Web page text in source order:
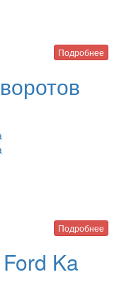
Подробнее
Подробнее
Ka